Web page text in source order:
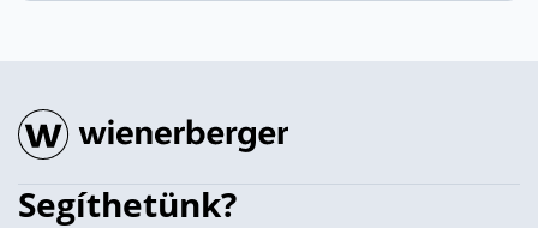
Segíthetünk?